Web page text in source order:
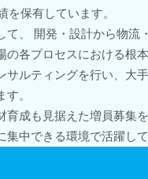
を保有しています。
て、 開発・設計から物流
の各プロセスにおける根
サルティングを行い、大
。
育成も見据えた増員募集を
集中できる環境で活躍し